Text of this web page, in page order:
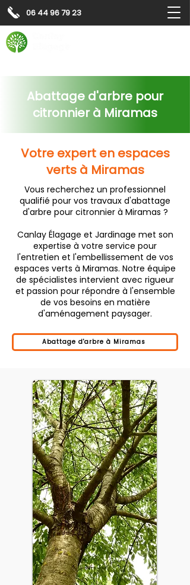
06 44 96 79 23
Abattage d'arbre pour
citronnier à Miramas
Votre expert en espaces
verts à Miramas
Vous recherchez un professionnel
qualifié pour vos travaux d'abattage
d'arbre pour citronnier à Miramas ?
Canlay Élagage et Jardinage met son
expertise à votre service pour
l'entretien et l'embellissement de vos
espaces verts à Miramas. Notre équipe
de spécialistes intervient avec rigueur
et passion pour répondre à l'ensemble
de vos besoins en matière
d'aménagement paysager.
Abattage d'arbre à Miramas